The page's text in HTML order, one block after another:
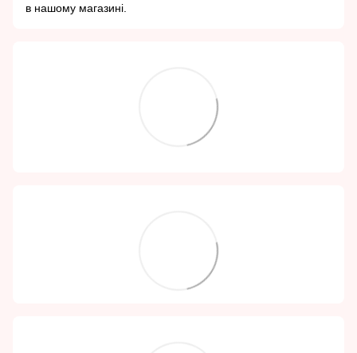
в нашому магазині.